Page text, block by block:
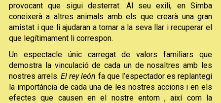
provocant que sigui desterrat. Al seu exili, en Simba
coneixerà a altres animals amb els que crearà una gran
amistat i que li ajudaran a tornar a la seva llar i recuperar el
que legítimament li correspon.
Un espectacle únic carregat de valors familiars que
demostra la vinculació de cada un de nosaltres amb les
nostres arrels.El rey león fa que l’espectador es replantegi
la importància de cada una de les nostres accions i en els
efectes que causen en el nostre entorn , així com la